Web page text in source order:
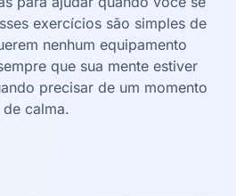
exercícios são simples de
nenhum equipamento
que sua mente estiver
precisar de um momento
de calma.